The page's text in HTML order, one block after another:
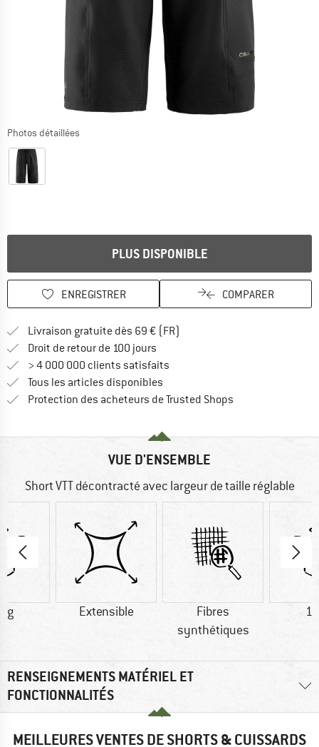
Photos détaillées
PLUS DISPONIBLE
ENREGISTRER COMPARER
Livraison gratuite dès 69 € (FR)
Droit de retour de 100 jours
> 4 000 000 clients satisfaits
Tous les articles disponibles
Protection des acheteurs de Trusted Shops
VUE D'ENSEMBLE
Short VTT décontracté avec largeur de taille réglable
g Extensible
Fibres
synthétiques
RENSEIGNEMENTS MATÉRIEL ET
FONCTIONNALITÉS
MEILLEURES VENTES DE SHORTS & CUISSARDS